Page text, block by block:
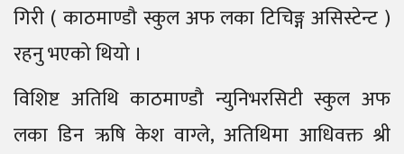
गिरी ( काठमाण्डौ स्कुल अफ लका टिचिङ्ग असिस्टेन्ट )
रहनु भएको थियो ।
विशिष्ट अतिथि काठमाण्डौ न्युनिभरसिटी स्कुल अफ
लका डिन ऋषि केश वाग्ले, अतिथिमा आधिवक्त श्री